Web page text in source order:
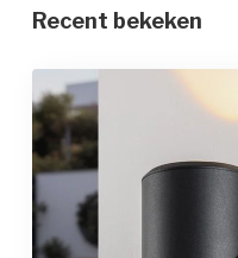
Frequentie
Opwarmtijd
Gemiddelde levensduur
Kleur armatuur
Materiaal
Recent bekeken